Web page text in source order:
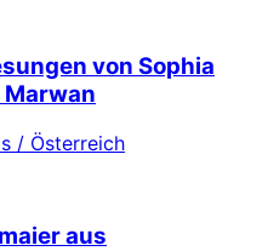
von Sophia
Marwan
/ Österreich
aus